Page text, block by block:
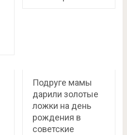
Подруге мамы
дарили золотые
ложки на день
рождения в
советские